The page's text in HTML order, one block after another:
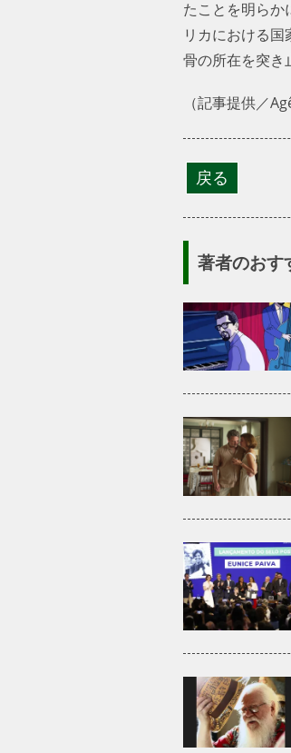
えたことを明ら
メリカにおけ
遺骨の所在を突
（記事提供／
著者のおす